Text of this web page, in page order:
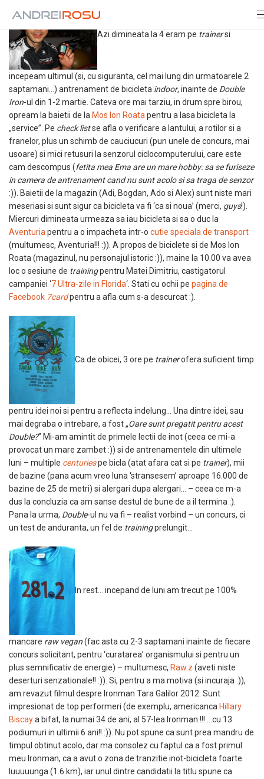
Azi dimineata la 4 eram pe trainersi
incepeam ultimul (si, cu siguranta, cel mai lung din urmatoarele 2
saptamani…) antrenament de bicicleta indoor, inainte de Double
Iron-ul din 1-2 martie. Cateva ore mai tarziu, in drum spre birou,
opream la baietii de la Mos Ion Roata pentru a lasa bicicleta la
„service”. Pe check listse afla o verificare a lantului, a rotilor si a
franelor, plus un schimb de cauciucuri (pun unele de concurs, mai
usoare) si mici retusuri la senzorul ciclocomputerului, care este
cam descompus (fetita mea Ema are un mare hobby: sa se furiseze
in camera de antrenament cand nu sunt acolo si sa traga de senzor
:)). Baietii de la magazin (Adi, Bogdan, Ado si Alex) sunt niste mari
meseriasi si sunt sigur ca bicicleta va fi ‘ca si noua’ (merci, guys!).
Miercuri dimineata urmeaza sa iau bicicleta si sa o duc la
Aventuria pentru a o impacheta intr-o cutie speciala de transport
(multumesc, Aventuria!!! :)). A propos de biciclete si de Mos Ion
Roata (magazinul, nu personajul istoric :)), maine la 10.00 va avea
loc o sesiune de trainingpentru Matei Dimitriu, castigatorul
campaniei ‘7 Ultra-zile in Florida‘. Stati cu ochii pe pagina de
Facebook 7cardpentru a afla cum s-a descurcat :).
Ca de obicei, 3 ore pe trainerofera suficient timp
pentru idei noi si pentru a reflecta indelung… Una dintre idei, sau
mai degraba o intrebare, a fost „Oare sunt pregatit pentru acest
Double?” Mi-am amintit de primele lectii de inot (ceea ce mi-a
provocat un mare zambet :)) si de antrenamentele din ultimele
luni – multiple centuriespe bicla (atat afara cat si pe trainer), mii
de bazine (pana acum vreo luna ‘stransesem’ aproape 16.000 de
bazine de 25 de metri) si alergari dupa alergari… – ceea ce m-a
dus la concluzia ca am sanse destul de bune de a il termina :).
Pana la urma, Double-ul nu va fi – realist vorbind – un concurs, ci
un test de anduranta, un fel de trainingprelungit…
In rest… incepand de luni am trecut pe 100%
mancare raw vegan(fac asta cu 2-3 saptamani inainte de fiecare
concurs solicitant, pentru ‘curatarea’ organismului si pentru un
plus semnificativ de energie) – multumesc, Raw.z (aveti niste
deserturi senzationale!! :)). Si, pentru a ma motiva (si incuraja :)),
am revazut filmul despre Ironman Tara Galilor 2012. Sunt
impresionat de top performeri (de exemplu, americanca Hillary
Biscaya bifat, la numai 34 de ani, al 57-lea Ironman !!! …cu 13
podiumuri in ultimii 6 ani!! :)). Nu pot spune ca sunt prea mandru de
timpul obtinut acolo, dar ma consolez cu faptul ca a fost primul
meu Ironman, ca a avut o zona de tranzitie inot-bicicleta foarte
luuuuunga (1.6 km), iar unul dintre candidatii la titlu spune ca